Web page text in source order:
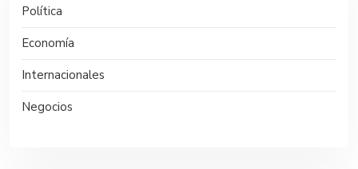
Política
Economía
Internacionales
Negocios